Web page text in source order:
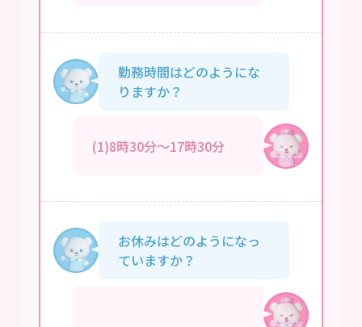
勤務時間はどのようにな
りますか？
(1)8時30分～17時30分
お休みはどのようになっ
ていますか？